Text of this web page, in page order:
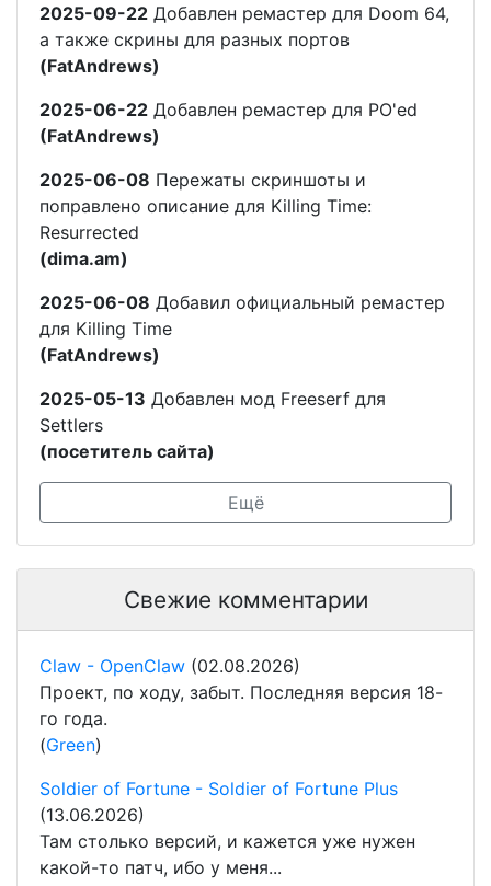
2025-09-22 Добавлен ремастер для Doom 64,
а также скрины для разных портов
(FatAndrews)
2025-06-22 Добавлен ремастер для PO'ed
(FatAndrews)
2025-06-08 Пережаты скриншоты и
поправлено описание для Killing Time:
Resurrected
(dima.am)
2025-06-08 Добавил официальный ремастер
для Killing Time
(FatAndrews)
2025-05-13 Добавлен мод Freeserf для
Settlers
(посетитель сайта)
Ещё
Свежие комментарии
Claw - OpenClaw (02.08.2026)
Проект, по ходу, забыт. Последняя версия 18-
го года.
(Green)
Soldier of Fortune - Soldier of Fortune Plus
(13.06.2026)
Там столько версий, и кажется уже нужен
какой-то патч, ибо у меня...